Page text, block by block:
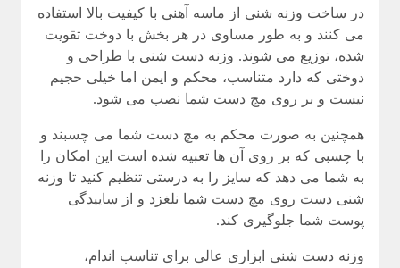
در ساخت وزنه شنی از ماسه آهنی با کیفیت بالا استفاده
می کنند و به طور مساوی در هر بخش با دوخت تقویت
شده، توزیع می شوند. وزنه دست شنی با طراحی و
دوختی که دارد متناسب، محکم و ایمن اما خیلی حجیم
نیست و بر روی مچ دست شما نصب می شود.
همچنین به صورت محکم به مچ دست شما می چسبند و
با چسبی که بر روی آن ها تعبیه شده است این امکان را
به شما می دهد که سایز را به درستی تنظیم کنید تا وزنه
شنی دست روی مچ دست شما نلغزد و از ساییدگی
پوست شما جلوگیری کند.
وزنه دست شنی ابزاری عالی برای تناسب اندام،